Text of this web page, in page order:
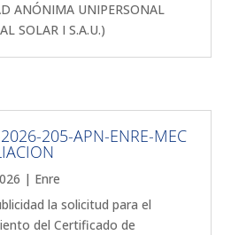
ANÓNIMA UNIPERSONAL
SOLAR I S.A.U.)
205-APN-ENRE-MEC
| Enre
la solicitud para el
del Certificado de